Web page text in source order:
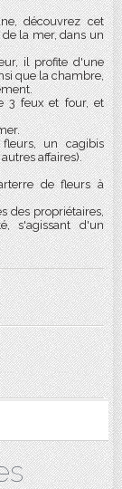
découvrez cet
la mer, dans un
il profite d'une
que la chambre,
3 feux et four, et
un cagibis
affaires).
de fleurs à
des propriétaires,
s'agissant d'un